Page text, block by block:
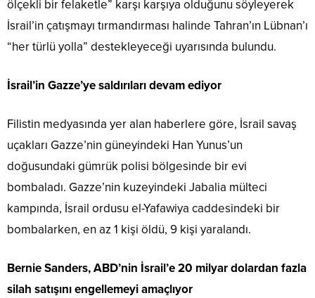
ölçekli bir felaketle” karşı karşıya olduğunu söyleyerek
İsrail’in çatışmayı tırmandırması halinde Tahran’ın Lübnan’ı
“her türlü yolla” destekleyeceği uyarısında bulundu.
İsrail’in Gazze’ye saldırıları devam ediyor
Filistin medyasında yer alan haberlere göre, İsrail savaş
uçakları Gazze’nin güneyindeki Han Yunus’un
doğusundaki gümrük polisi bölgesinde bir evi
bombaladı. Gazze’nin kuzeyindeki Jabalia mülteci
kampında, İsrail ordusu el-Yafawiya caddesindeki bir
bombalarken, en az 1 kişi öldü, 9 kişi yaralandı.
Bernie Sanders, ABD’nin İsrail’e 20 milyar dolardan fazla
silah satışını engellemeyi amaçlıyor